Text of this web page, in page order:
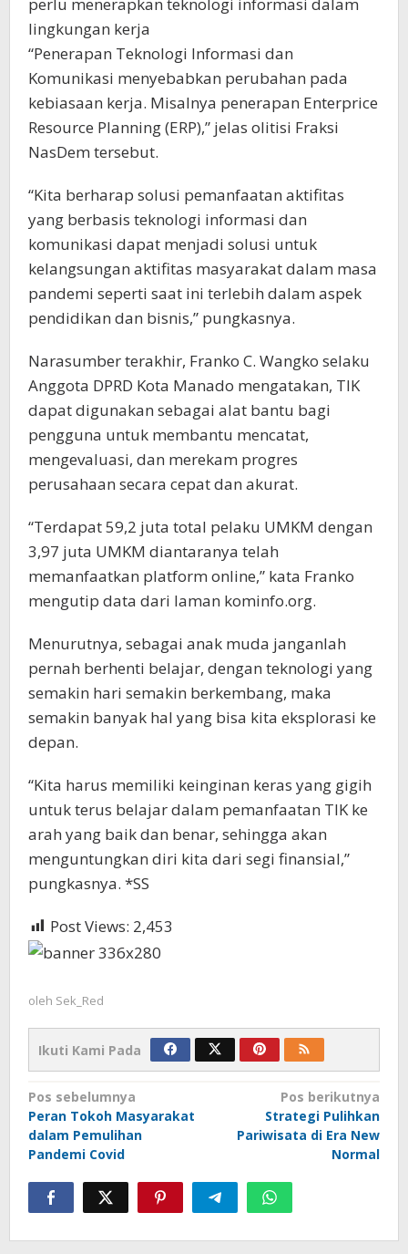
lingkungan kerja
“Penerapan Teknologi Informasi dan
Komunikasi menyebabkan perubahan pada
kebiasaan kerja. Misalnya penerapan Enterprice
Resource Planning (ERP),” jelas olitisi Fraksi
NasDem tersebut.
“Kita berharap solusi pemanfaatan aktifitas
yang berbasis teknologi informasi dan
komunikasi dapat menjadi solusi untuk
kelangsungan aktifitas masyarakat dalam masa
pandemi seperti saat ini terlebih dalam aspek
pendidikan dan bisnis,” pungkasnya.
Narasumber terakhir, Franko C. Wangko selaku
Anggota DPRD Kota Manado mengatakan, TIK
dapat digunakan sebagai alat bantu bagi
pengguna untuk membantu mencatat,
mengevaluasi, dan merekam progres
perusahaan secara cepat dan akurat.
“Terdapat 59,2 juta total pelaku UMKM dengan
3,97 juta UMKM diantaranya telah
memanfaatkan platform online,” kata Franko
mengutip data dari laman kominfo.org.
Menurutnya, sebagai anak muda janganlah
pernah berhenti belajar, dengan teknologi yang
semakin hari semakin berkembang, maka
semakin banyak hal yang bisa kita eksplorasi ke
depan.
“Kita harus memiliki keinginan keras yang gigih
untuk terus belajar dalam pemanfaatan TIK ke
arah yang baik dan benar, sehingga akan
menguntungkan diri kita dari segi finansial,”
pungkasnya. *SS
Post Views: 2,453
oleh Sek_Red
Ikuti Kami Pada
Navigasi
pos
Pos sebelumnya
Peran Tokoh Masyarakat
dalam Pemulihan
Pandemi Covid
Pos berikutnya
Strategi Pulihkan
Pariwisata di Era New
Normal